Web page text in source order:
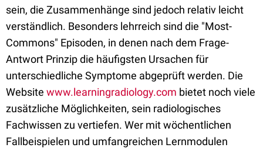
sein, die Zusammenhänge sind jedoch relativ leicht
verständlich. Besonders lehrreich sind die "Most-
Commons" Episoden, in denen nach dem Frage-
Antwort Prinzip die häufigsten Ursachen für
unterschiedliche Symptome abgeprüft werden. Die
Website www.learningradiology.com bietet noch viele
zusätzliche Möglichkeiten, sein radiologisches
Fachwissen zu vertiefen. Wer mit wöchentlichen
Fallbeispielen und umfangreichen Lernmodulen